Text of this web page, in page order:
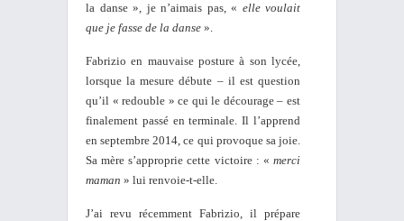
la danse », je n’aimais pas, « elle voulait
que je fasse de la danse ».
Fabrizio en mauvaise posture à son lycée,
lorsque la mesure débute – il est question
qu’il « redouble » ce qui le décourage – est
finalement passé en terminale. Il l’apprend
en septembre 2014, ce qui provoque sa joie.
Sa mère s’approprie cette victoire : « merci
maman » lui renvoie-t-elle.
J’ai revu récemment Fabrizio, il prépare